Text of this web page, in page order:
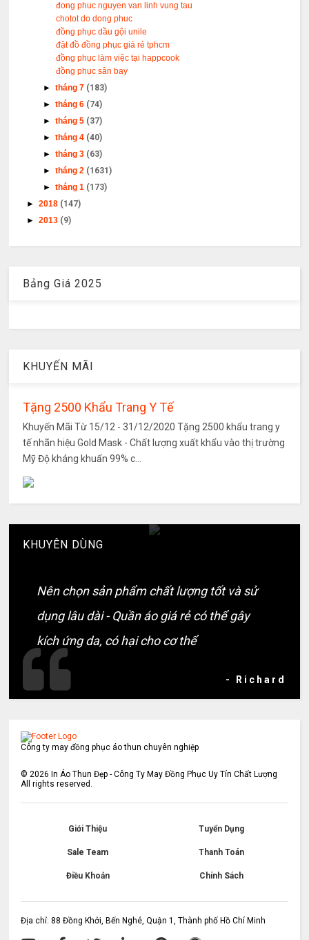
đong phuc nguyen van linh vung tau
chotot do dong phuc
đồng phục dầu gội unile
đặt đồ đồng phục giá rẻ tphcm
đồng phục làm việc tại happcook
đồng phục sân bay
►tháng 7 (183)
►tháng 6 (74)
►tháng 5 (37)
►tháng 4 (40)
►tháng 3 (63)
►tháng 2 (1631)
►tháng 1 (173)
►2018 (147)
►2013 (9)
Bảng Giá 2025
KHUYẾN MÃI
Tặng 2500 Khẩu Trang Y Tế
Khuyến Mãi Từ 15/12 - 31/12/2020 Tặng 2500 khẩu trang y
tế nhãn hiệu Gold Mask - Chất lượng xuất khẩu vào thị trường
Mỹ Độ kháng khuẩn 99% c...
KHUYÊN DÙNG
Nên chọn sản phẩm chất lượng tốt và sử
dụng lâu dài - Quần áo giá rẻ có thể gây
kích ứng da, có hại cho cơ thể
- Richard
Công ty may đồng phục áo thun chuyên nghiệp
©2026 In Áo Thun Đẹp - Công Ty May Đồng Phục Uy Tín Chất Lượng
All rights reserved.
Giới Thiệu Tuyển Dụng
Sale Team Thanh Toán
Điều Khoản Chính Sách
Địa chỉ: 88 Đồng Khởi, Bến Nghé, Quận 1, Thành phố Hồ Chí Minh